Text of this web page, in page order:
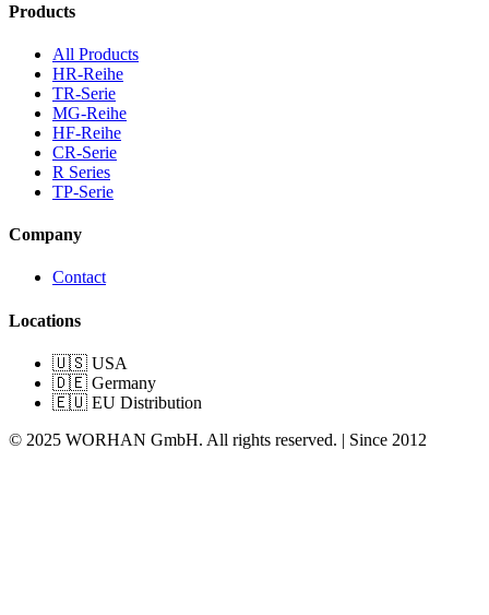
Products
All Products
HR-Reihe
TR-Serie
MG-Reihe
HF-Reihe
CR-Serie
R Series
TP-Serie
Company
Contact
Locations
🇺🇸 USA
🇩🇪 Germany
🇪🇺 EU Distribution
© 2025 WORHAN GmbH. All rights reserved. | Since 2012